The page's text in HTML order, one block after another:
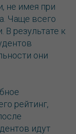
не имея при
Чаще всего
В результате к
они
рейтинг,
идут